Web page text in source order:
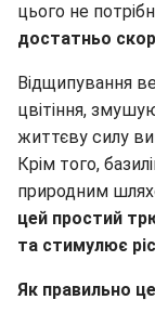
цього не
достатньо
Відщипування
цвітіння,
життєву силу
Крім того,
природним
цей простий
та стимулює
Як правильно